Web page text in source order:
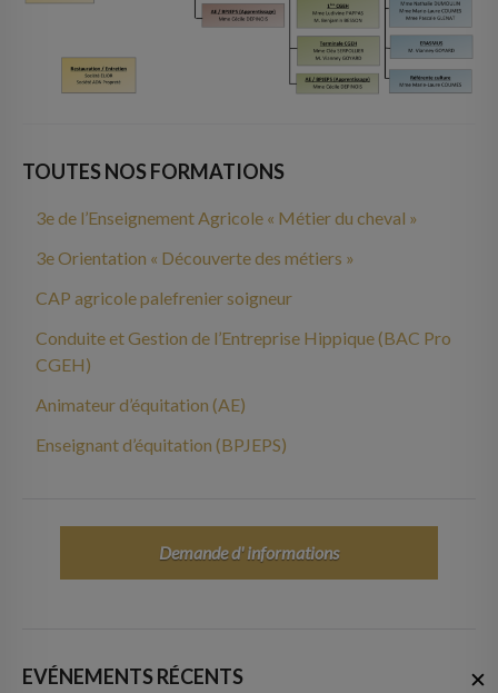
TOUTES NOS FORMATIONS
3e de l’Enseignement Agricole « Métier du cheval »
3e Orientation « Découverte des métiers »
CAP agricole palefrenier soigneur
Conduite et Gestion de l’Entreprise Hippique (BAC Pro
CGEH)
Animateur d’équitation (AE)
Enseignant d’équitation (BPJEPS)
Demande d' informations
EVÉNEMENTS RÉCENTS ✕